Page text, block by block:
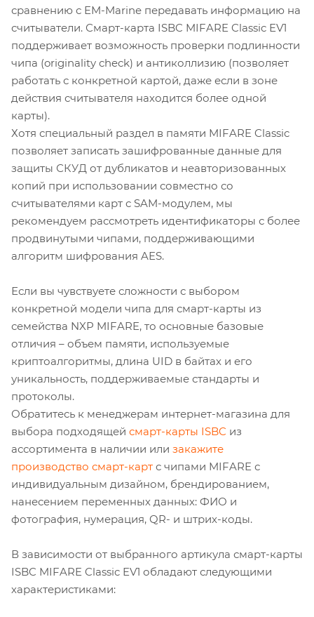
сравнению с EM-Marine передавать информацию на
считыватели. Смарт-карта ISBC MIFARE Classic EV1
поддерживает возможность проверки подлинности
чипа (originality check) и антиколлизию (позволяет
работать с конкретной картой, даже если в зоне
действия считывателя находится более одной
карты).
Хотя специальный раздел в памяти MIFARE Classic
позволяет записать зашифрованные данные для
защиты СКУД от дубликатов и неавторизованных
копий при использовании совместно со
считывателями карт с SAM-модулем, мы
рекомендуем рассмотреть идентификаторы с более
продвинутыми чипами, поддерживающими
алгоритм шифрования AES.
Если вы чувствуете сложности с выбором
конкретной модели чипа для смарт-карты из
семейства NXP MIFARE, то основные базовые
отличия – объем памяти, используемые
криптоалгоритмы, длина UID в байтах и его
уникальность, поддерживаемые стандарты и
протоколы.
Обратитесь к менеджерам интернет-магазина для
выбора подходящей смарт-карты ISBC из
ассортимента в наличии или закажите
производство смарт-карт с чипами MIFARE с
индивидуальным дизайном, брендированием,
нанесением переменных данных: ФИО и
фотография, нумерация, QR- и штрих-коды.
В зависимости от выбранного артикула смарт-карты
ISBC MIFARE Classic EV1 обладают следующими
характеристиками: